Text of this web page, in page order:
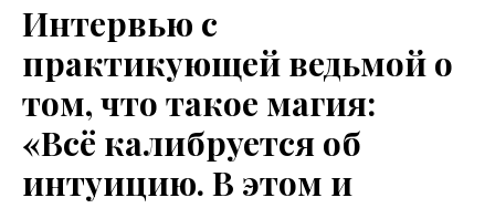
Интервью с
практикующей ведьмой о
том, что такое магия:
«Всё калибруется об
интуицию. В этом и